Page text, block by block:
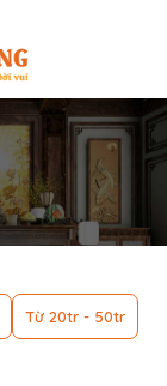
Từ 20tr - 50tr